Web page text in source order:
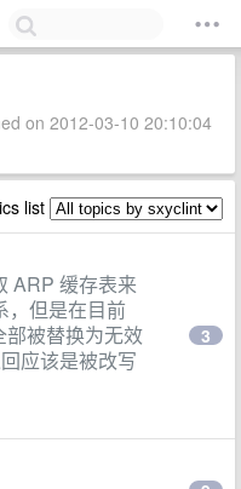
on 2012-03-10 20:10:04
list
ARP 缓存表来
，但是在目前
部被替换为无效
应该是被改写
3